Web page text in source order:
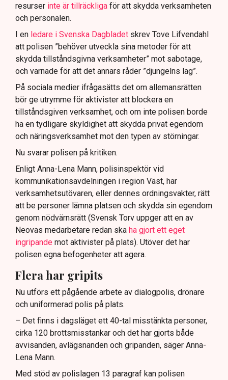
resurser inte är tillräckliga för att skydda verksamheten
och personalen.
I en ledare i Svenska Dagbladet skrev Tove Lifvendahl
att polisen ”behöver utveckla sina metoder för att
skydda tillståndsgivna verksamheter” mot sabotage,
och varnade för att det annars råder ”djungelns lag”.
På sociala medier ifrågasätts det om allemansrätten
bör ge utrymme för aktivister att blockera en
tillståndsgiven verksamhet, och om inte polisen borde
ha en tydligare skyldighet att skydda privat egendom
och näringsverksamhet mot den typen av störningar.
Nu svarar polisen på kritiken.
Enligt Anna-Lena Mann, polisinspektör vid
kommunikationsavdelningen i region Väst, har
verksamhetsutövaren, eller dennes ordningsvakter, rätt
att be personer lämna platsen och skydda sin egendom
genom nödvärnsrätt (Svensk Torv uppger att en av
Neovas medarbetare redan ska ha gjort ett eget
ingripande mot aktivister på plats). Utöver det har
polisen egna befogenheter att agera.
Flera har gripits
Nu utförs ett pågående arbete av dialogpolis, drönare
och uniformerad polis på plats.
– Det finns i dagsläget ett 40-tal misstänkta personer,
cirka 120 brottsmisstankar och det har gjorts både
avvisanden, avlägsnanden och gripanden, säger Anna-
Lena Mann.
Med stöd av polislagen 13 paragraf kan polisen